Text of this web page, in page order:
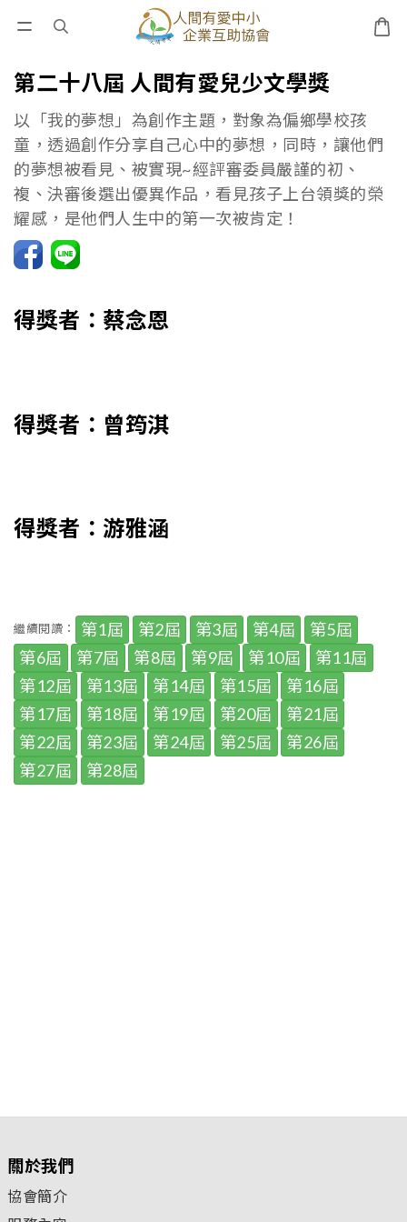
第二十八屆 人間有愛兒少文學獎
以「我的夢想」為創作主題，對象為偏鄉學校孩
童，透過創作分享自己心中的夢想，同時，讓他們
的夢想被看見、被實現~經評審委員嚴謹的初、
複、決審後選出優異作品，看見孩子上台領獎的榮
耀感，是他們人生中的第一次被肯定！
得獎者：蔡念恩
得獎者：曾筠淇
得獎者：游雅涵
繼續閱讀： 第1屆 第2屆 第3屆 第4屆
第5屆
第6屆
第7屆 第8屆 第9屆 第10屆
第11屆
第12屆
第13屆 第14屆 第15屆
第16屆
第17屆
第18屆 第19屆 第20屆
第21屆
第22屆
第23屆 第24屆 第25屆
第26屆
第27屆
第28屆
關於我們
協會簡介